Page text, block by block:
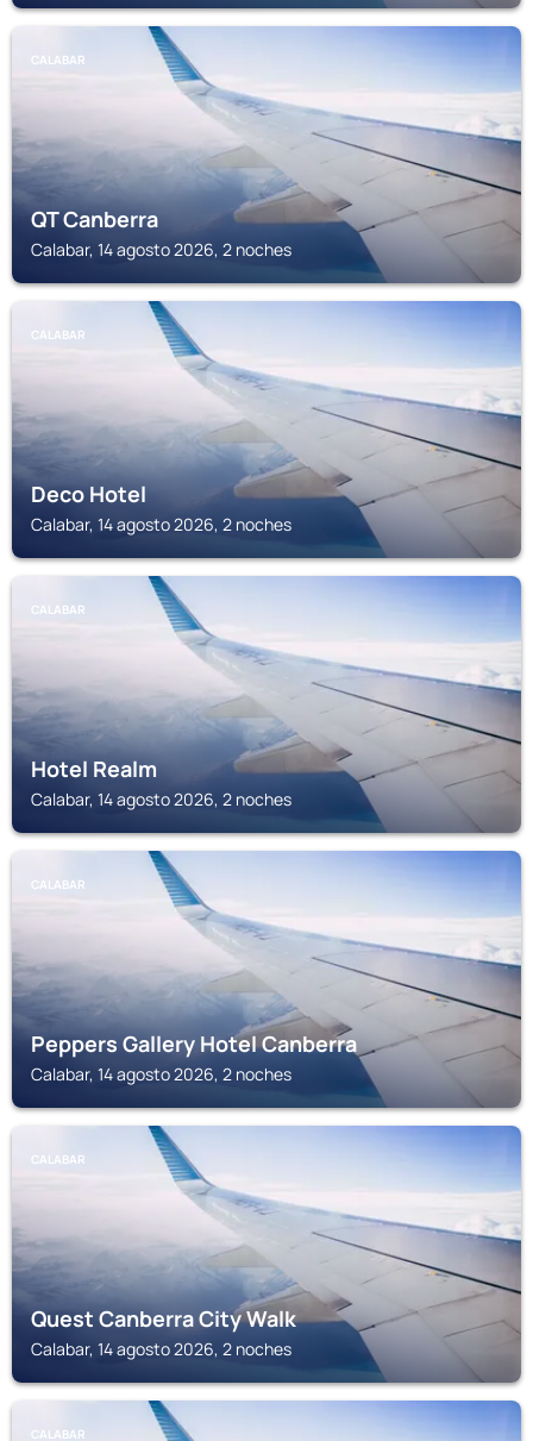
CALABAR
QT Canberra
Calabar, 14 agosto 2026, 2 noches
CALABAR
Deco Hotel
Calabar, 14 agosto 2026, 2 noches
CALABAR
Hotel Realm
Calabar, 14 agosto 2026, 2 noches
CALABAR
Peppers Gallery Hotel Canberra
Calabar, 14 agosto 2026, 2 noches
CALABAR
Quest Canberra City Walk
Calabar, 14 agosto 2026, 2 noches
CALABAR